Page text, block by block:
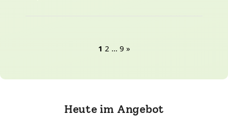
1 2 … 9 »
Heute im Angebot